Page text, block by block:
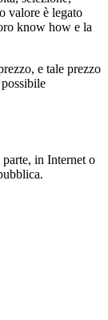
valore è legato
know how e la
e tale prezzo
in Internet o